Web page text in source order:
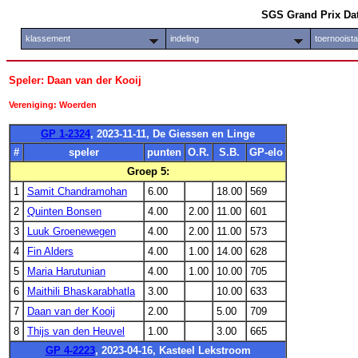
SGS Grand Prix
klassement indeling
Speler: Daan van der Kooij
Vereniging: Woerden
GP 1-2324, 2023-11-11, De Giessen en Linge
#
speler punten O.R. S.B.
GP-elo
Groep 5:
1
Samit Chandramohan 6.00 18.00
569
2
Quinten Bonsen 4.00 2.00 11.00
601
3
Luuk Groenewegen 4.00 2.00 11.00
573
4
Fin Alders 4.00 1.00 14.00
628
5
Maria Harutunian 4.00 1.00 10.00
705
6
Maithili Bhaskarabhatla 3.00 10.00
633
7
Daan van der Kooij 2.00 5.00
709
8
Thijs van den Heuvel 1.00 3.00
665
GP 4-2223, 2023-04-16, Kasteel Lekstroom